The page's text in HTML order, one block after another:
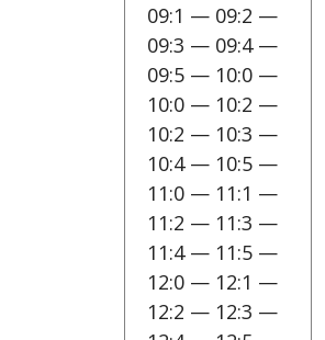
09:1 — 09:2 —
09:3 — 09:4 —
09:5 — 10:0 —
10:0 — 10:2 —
10:2 — 10:3 —
10:4 — 10:5 —
11:0 — 11:1 —
11:2 — 11:3 —
11:4 — 11:5 —
12:0 — 12:1 —
12:2 — 12:3 —